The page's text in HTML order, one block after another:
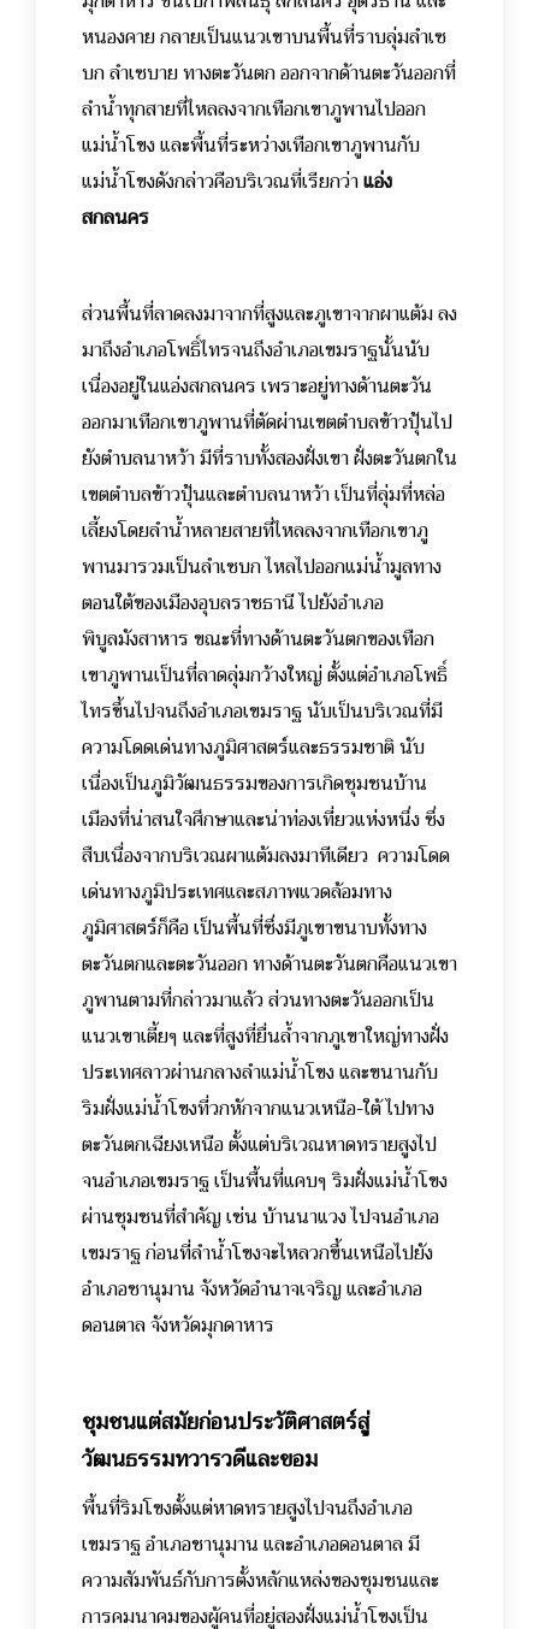
หนองคาย กลายเป็นแนวเขาบนพื้นที่ราบลุ่มลำเซ
บก ลำเซบาย ทางตะวันตก ออกจากด้านตะวันออกที่
ลำน้ำทุกสายที่ไหลลงจากเทือกเขาภูพานไปออก
แม่น้ำโขง และพื้นที่ระหว่างเทือกเขาภูพานกับ
แม่น้ำโขงดังกล่าวคือบริเวณที่เรียกว่าแอ่ง
สกลนคร
ส่วนพื้นที่ลาดลงมาจากที่สูงและภูเขาจากผาแต้ม ลง
มาถึงอำเภอโพธิ์ไทรจนถึงอำเภอเขมราฐนั้นนับ
เนื่องอยู่ในแอ่งสกลนคร เพราะอยู่ทางด้านตะวัน
ออกมาเทือกเขาภูพานที่ตัดผ่านเขตตำบลข้าวปุ้นไป
ยังตำบลนาหว้า มีที่ราบทั้งสองฝั่งเขา ฝั่งตะวันตกใน
เขตตำบลข้าวปุ้นและตำบลนาหว้า เป็นที่ลุ่มที่หล่อ
เลี้ยงโดยลำน้ำหลายสายที่ไหลลงจากเทือกเขาภู
พานมารวมเป็นลำเซบก ไหลไปออกแม่น้ำมูลทาง
ตอนใต้ของเมืองอุบลราชธานี ไปยังอำเภอ
พิบูลมังสาหาร ขณะที่ทางด้านตะวันตกของเทือก
เขาภูพานเป็นที่ลาดลุ่มกว้างใหญ่ ตั้งแต่อำเภอโพธิ์
ไทรขึ้นไปจนถึงอำเภอเขมราฐ นับเป็นบริเวณที่มี
ความโดดเด่นทางภูมิศาสตร์และธรรมชาติ นับ
เนื่องเป็นภูมิวัฒนธรรมของการเกิดชุมชนบ้าน
เมืองที่น่าสนใจศึกษาและน่าท่องเที่ยวแห่งหนึ่ง ซึ่ง
สืบเนื่องจากบริเวณผาแต้มลงมาทีเดียว ความโดด
เด่นทางภูมิประเทศและสภาพแวดล้อมทาง
ภูมิศาสตร์ก็คือ เป็นพื้นที่ซึ่งมีภูเขาขนาบทั้งทาง
ตะวันตกและตะวันออก ทางด้านตะวันตกคือแนวเขา
ภูพานตามที่กล่าวมาแล้ว ส่วนทางตะวันออกเป็น
แนวเขาเตี้ยๆ และที่สูงที่ยื่นล้ำจากภูเขาใหญ่ทางฝั่ง
ประเทศลาวผ่านกลางลำแม่น้ำโขง และขนานกับ
ริมฝั่งแม่น้ำโขงที่วกหักจากแนวเหนือ-ใต้ ไปทาง
ตะวันตกเฉียงเหนือ ตั้งแต่บริเวณหาดทรายสูงไป
จนอำเภอเขมราฐ เป็นพื้นที่แคบๆ ริมฝั่งแม่น้ำโขง
ผ่านชุมชนที่สำคัญ เช่น บ้านนาแวง ไปจนอำเภอ
เขมราฐ ก่อนที่ลำน้ำโขงจะไหลวกขึ้นเหนือไปยัง
อำเภอชานุมาน จังหวัดอำนาจเจริญ และอำเภอ
ดอนตาล จังหวัดมุกดาหาร
ชุมชนแต่สมัยก่อนประวัติศาสตร์สู่
วัฒนธรรมทวารวดีและขอม
พื้นที่ริมโขงตั้งแต่หาดทรายสูงไปจนถึงอำเภอ
เขมราฐ อำเภอชานุมาน และอำเภอดอนตาล มี
ความสัมพันธ์กับการตั้งหลักแหล่งของชุมชนและ
การคมนาคมของผู้คนที่อยู่สองฝั่งแม่น้ำโขงเป็น